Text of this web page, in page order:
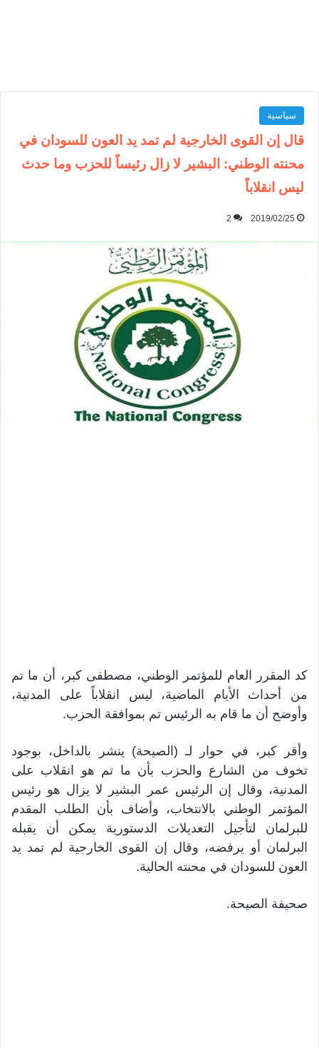
سياسية
قال إن القوى الخارجية لم تمد يد العون للسودان في
محنته الوطني: البشير لا زال رئيساً للحزب وما حدث
ليس انقلاباً
2019/02/25
2
كد المقرر العام للمؤتمر الوطني، مصطفى كبر، أن ما تم
من أحداث الأيام الماضية، ليس انقلاباً على المدنية،
وأوضح أن ما قام به الرئيس تم بموافقة الحزب.
وأقر كبر، في حوار لـ (الصيحة) ينشر بالداخل، بوجود
تخوف من الشارع والحزب بأن ما تم هو انقلاب على
المدنية، وقال إن الرئيس عمر البشير لا يزال هو رئيس
المؤتمر الوطني بالانتخاب، وأضاف بأن الطلب المقدم
للبرلمان لتأجيل التعديلات الدستورية يمكن أن يقبله
البرلمان أو يرفضه، وقال إن القوى الخارجية لم تمد يد
العون للسودان في محنته الحالية.
صحيفة الصيحة.